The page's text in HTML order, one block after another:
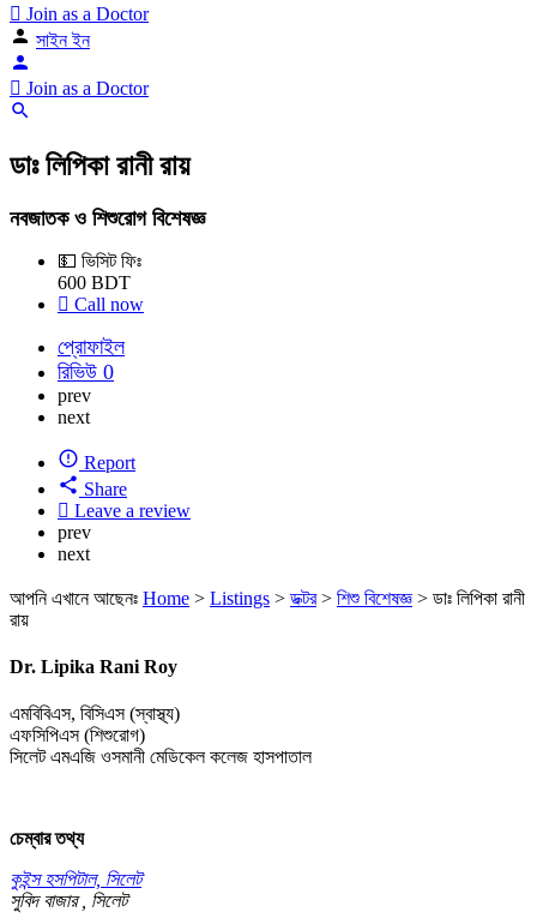
Join as a Doctor
সাইন ইন
Join as a Doctor
ডাঃ লিপিকা রানী রায়
নবজাতক ও শিশুরোগ বিশেষজ্ঞ
💵 ভিসিট ফিঃ
600 BDT
Call now
প্রোফাইল
রিভিউ 0
prev
next
Report
Share
Leave a review
prev
next
আপনি এখানে আছেনঃ Home > Listings > ডক্টর> শিশু বিশেষজ্ঞ> ডাঃ লিপিকা রানী
রায়
Dr. Lipika Rani Roy
এমবিবিএস, বিসিএস (স্বাস্থ্য)
এফসিপিএস (শিশুরোগ)
সিলেট এমএজি ওসমানী মেডিকেল কলেজ হাসপাতাল
চেম্বার তথ্য
কুইন্স হসপিটাল, সিলেট
সুবিদ বাজার , সিলেট